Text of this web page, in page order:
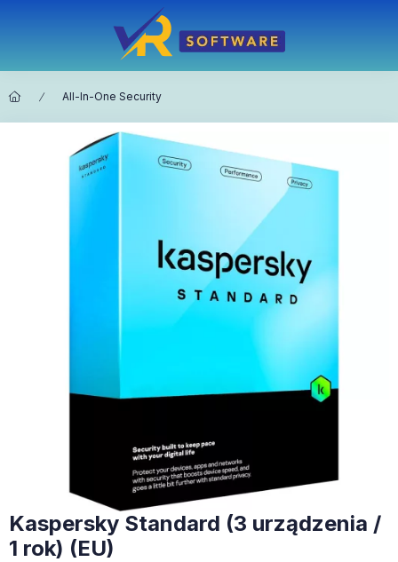
All-In-One Security
Kaspersky Standard (3 urządzenia /
1 rok) (EU)